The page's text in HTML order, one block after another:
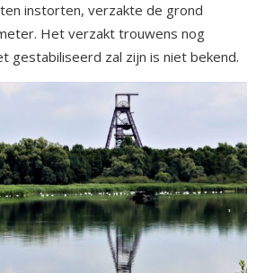
instorten, verzakte de grond
Het verzakt trouwens nog
gestabiliseerd zal zijn is niet bekend.